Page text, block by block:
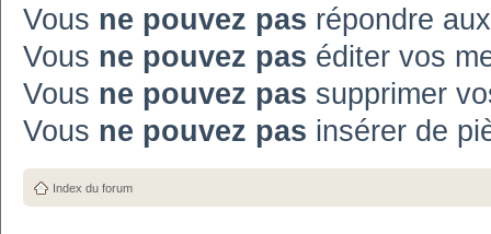
Vous ne pouvez pas répondre
Vous ne pouvez pas éditer vos
Vous ne pouvez pas supprimer
Vous ne pouvez pas insérer de
Index du forum